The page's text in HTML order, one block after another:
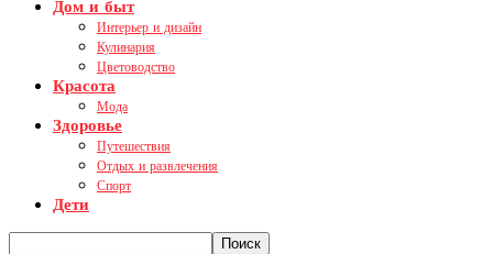
Дом и быт
Интерьер и дизайн
Кулинария
Цветоводство
Красота
Мода
Здоровье
Путешествия
Отдых и развлечения
Спорт
Дети